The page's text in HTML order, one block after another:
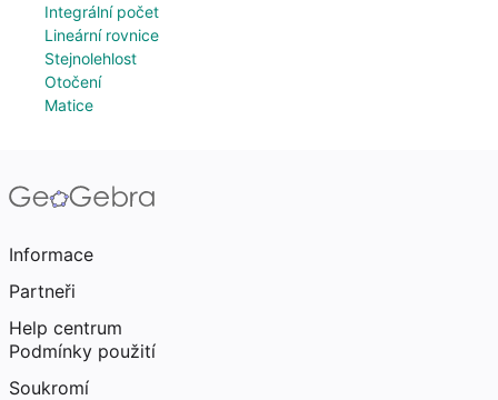
Integrální počet
Lineární rovnice
Stejnolehlost
Otočení
Matice
Informace
Partneři
Help centrum
Podmínky použití
Soukromí